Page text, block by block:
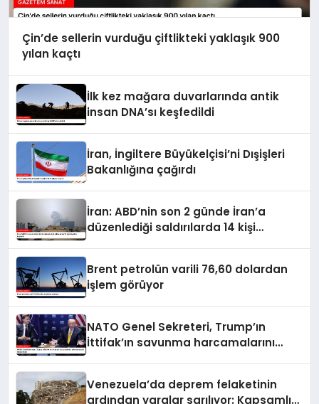
Çin’de sellerin vurduğu çiftlikteki yaklaşık 900
yılan kaçtı
İlk kez mağara duvarlarında antik
insan DNA’sı keşfedildi
İran, İngiltere Büyükelçisi’ni Dışişleri
Bakanlığına çağırdı
İran: ABD’nin son 2 günde İran’a
düzenlediği saldırılarda 14 kişi
Brent petrolün varili 76,60 dolardan
işlem görüyor
NATO Genel Sekreteri, Trump’ın
İttifak’ın savunma harcamalarını
Venezuela’da deprem felaketinin
ardından yaralar sarılıyor: Kapsamlı